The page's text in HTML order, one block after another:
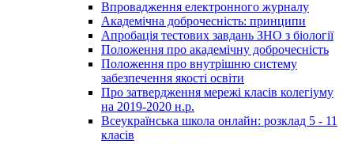
Впровадження електронного журналу
Академічна доброчесність: принципи
Апробація тестових завдань ЗНО з біології
Положення про академічну доброчесність
Положення про внутрішню систему
забезпечення якості освіти
Про затвердження мережі класів колегіуму
на 2019-2020 н.р.
Всеукраїнська школа онлайн: розклад 5 - 11
класів